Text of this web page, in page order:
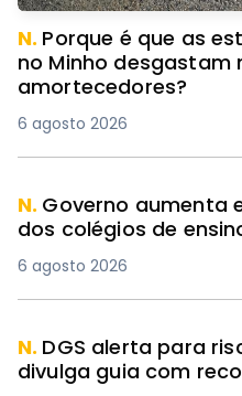
N. Porque é que as
no Minho desgastam
amortecedores?
6 agosto 2026
N. Governo aumenta
dos colégios de
6 agosto 2026
N. DGS alerta para
divulga guia com